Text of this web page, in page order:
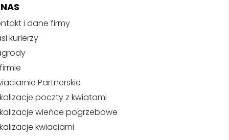
i dane firmy
kurierzy
Partnerskie
poczty z kwiatami
wieńce pogrzebowe
kwiaciarni